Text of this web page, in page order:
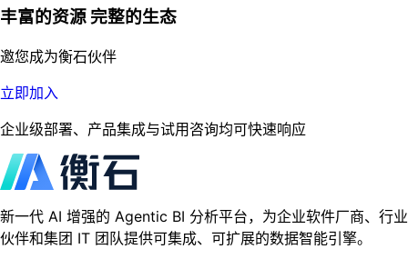
丰富的资源 完整的生态
邀您成为衡石伙伴
立即加入
企业级部署、产品集成与试用咨询均可快速响应
新一代 AI 增强的 Agentic BI 分析平台，为企业软件厂商、行业
伙伴和集团 IT 团队提供可集成、可扩展的数据智能引擎。